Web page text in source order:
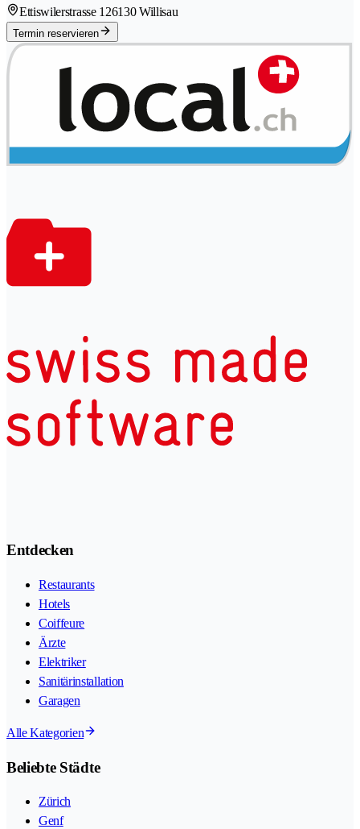
Ettiswilerstrasse 126130 Willisau
Termin reservieren
Entdecken
Restaurants
Hotels
Coiffeure
Ärzte
Elektriker
Sanitärinstallation
Garagen
Alle Kategorien
Beliebte Städte
Zürich
Genf